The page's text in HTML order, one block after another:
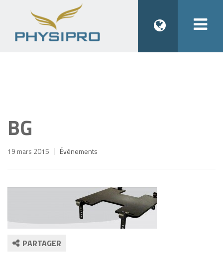
BG
19 mars 2015 Événements
PARTAGER